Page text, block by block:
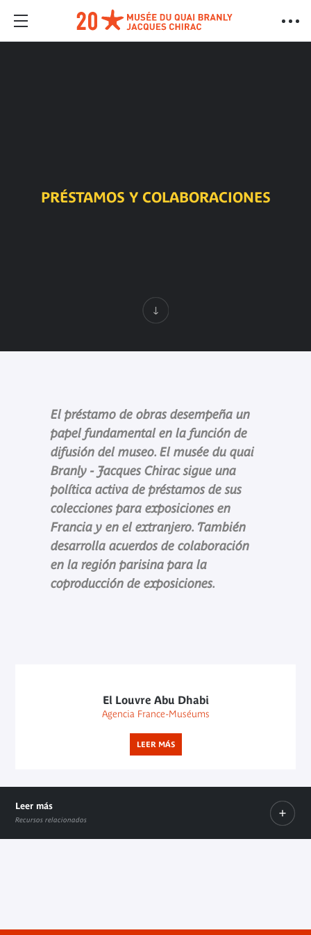
PRÉSTAMOS Y COLABORACIONES
El préstamo de obras desempeña un
papel fundamental en la función de
difusión del museo. El musée du quai
Branly - Jacques Chirac sigue una
política activa de préstamos de sus
colecciones para exposiciones en
Francia y en el extranjero. También
desarrolla acuerdos de colaboración
en la región parisina para la
coproducción de exposiciones.
El Louvre Abu Dhabi
Agencia France-Muséums
LEER MÁS
Leer más
Recursos relacionados